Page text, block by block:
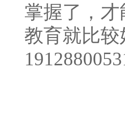
掌握了，
教育就比